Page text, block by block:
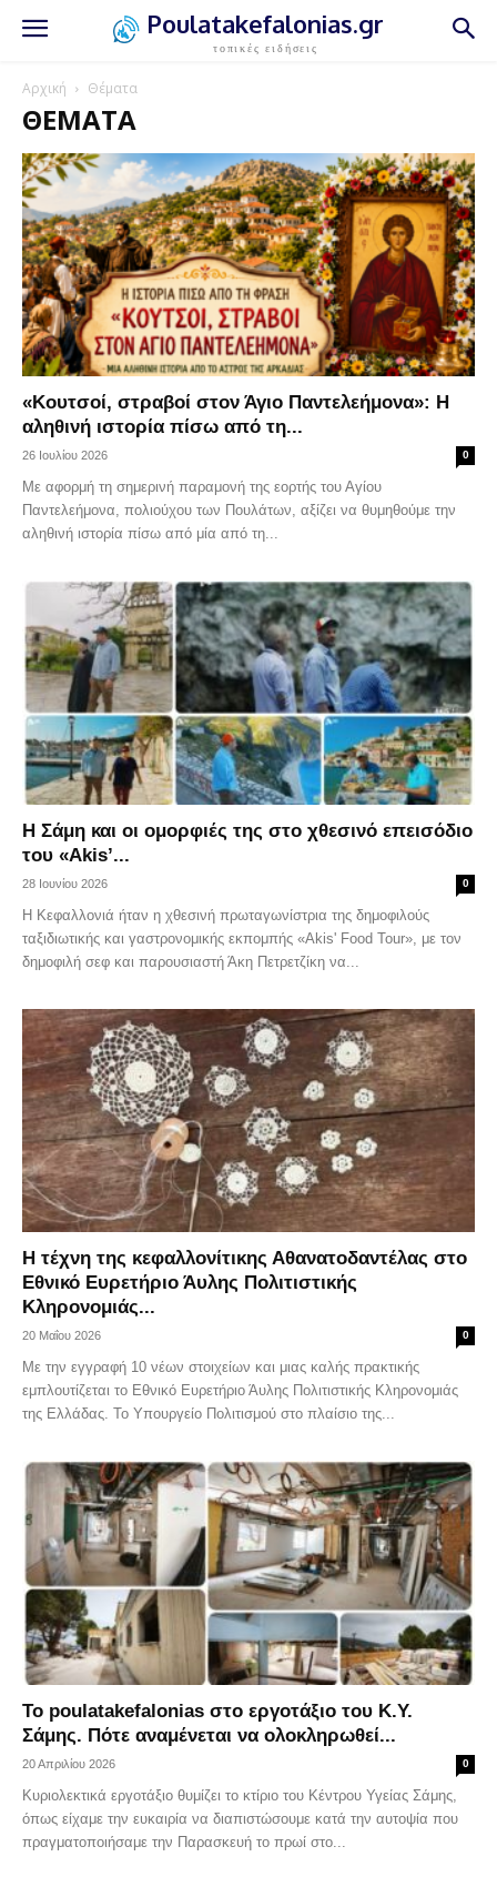
Poulatakefalonias.gr
τοπικές ειδήσεις
Αρχική Θέματα
ΘΈΜΑΤΑ
«Κουτσοί, στραβοί στον Άγιο Παντελεήμονα»: Η
αληθινή ιστορία πίσω από τη...
26 Ιουλίου 2026 0
Με αφορμή τη σημερινή παραμονή της εορτής του Αγίου
Παντελεήμονα, πολιούχου των Πουλάτων, αξίζει να θυμηθούμε την
αληθινή ιστορία πίσω από μία από τη...
Η Σάμη και οι ομορφιές της στο χθεσινό επεισόδιο
του «Akis’...
28 Ιουνίου 2026 0
Η Κεφαλλονιά ήταν η χθεσινή πρωταγωνίστρια της δημοφιλούς
ταξιδιωτικής και γαστρονομικής εκπομπής «Akis' Food Tour», με τον
δημοφιλή σεφ και παρουσιαστή Άκη Πετρετζίκη να...
Η τέχνη της κεφαλλονίτικης Αθανατοδαντέλας στο
Εθνικό Ευρετήριο Άυλης Πολιτιστικής
Κληρονομιάς...
20 Μαΐου 2026 0
Με την εγγραφή 10 νέων στοιχείων και μιας καλής πρακτικής
εμπλουτίζεται το Εθνικό Ευρετήριο Άυλης Πολιτιστικής Κληρονομιάς
της Ελλάδας. Το Υπουργείο Πολιτισμού στο πλαίσιο της...
Το poulatakefalonias στο εργοτάξιο του Κ.Υ.
Σάμης. Πότε αναμένεται να ολοκληρωθεί...
20 Απριλίου 2026 0
Κυριολεκτικά εργοτάξιο θυμίζει το κτίριο του Κέντρου Υγείας Σάμης,
όπως είχαμε την ευκαιρία να διαπιστώσουμε κατά την αυτοψία που
πραγματοποιήσαμε την Παρασκευή το πρωί στο...